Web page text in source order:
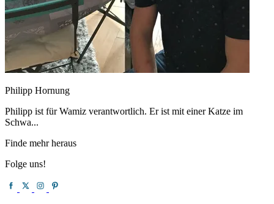
Philipp Hornung
Philipp ist für Wamiz verantwortlich. Er ist mit einer Katze im
Schwa...
Finde mehr heraus
Folge uns!